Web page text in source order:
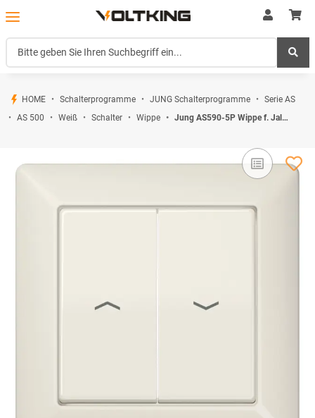
HOME Schalterprogramme JUNG Schalterprogramme
Serie AS
AS 500
Weiß Schalter Wippe Jung AS590-5P Wippe f. Jalousie-Schalter/-Taster (Duroplast) Weiß Serie AS